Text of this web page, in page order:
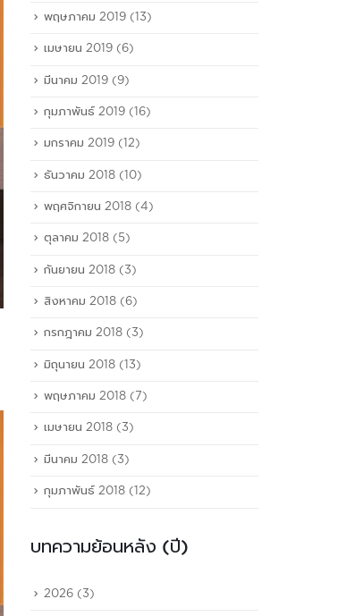
พฤษภาคม 2019 (13)
เมษายน 2019 (6)
มีนาคม 2019 (9)
กุมภาพันธ์ 2019 (16)
มกราคม 2019 (12)
ธันวาคม 2018 (10)
พฤศจิกายน 2018 (4)
ตุลาคม 2018 (5)
กันยายน 2018 (3)
สิงหาคม 2018 (6)
กรกฎาคม 2018 (3)
มิถุนายน 2018 (13)
พฤษภาคม 2018 (7)
เมษายน 2018 (3)
มีนาคม 2018 (3)
กุมภาพันธ์ 2018 (12)
บทความย้อนหลัง (ปี)
2026 (3)